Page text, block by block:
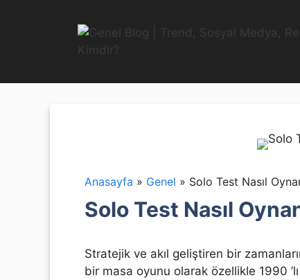
Anasayfa » Genel » Solo Test Nasıl
Solo Test Nasıl
Stratejik ve akıl geliştiren bir
bir masa oyunu olarak özellikle 1990